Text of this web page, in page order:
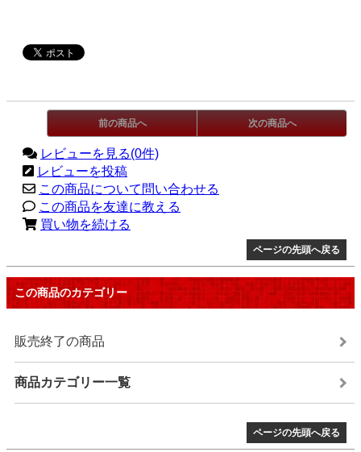
前の商品へ 次の商品へ
レビューを見る(0件)
レビューを投稿
この商品について問い合わせる
この商品を友達に教える
買い物を続ける
ページの先頭へ戻る
この商品のカテゴリー
販売終了の商品
商品カテゴリー一覧
ページの先頭へ戻る